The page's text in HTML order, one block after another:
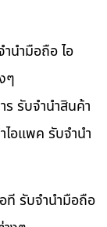
นำมือถือ ไอ
ๆ
รับจำนำสินค้า
อแพค รับจำนำ
ที รับจำนำมือถือ